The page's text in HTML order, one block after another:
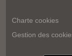
Charte cookies
Gestion des